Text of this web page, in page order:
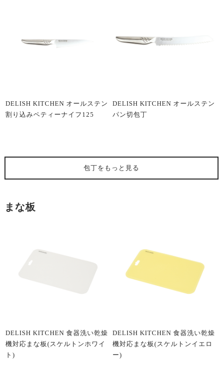
DELISH KITCHEN オールステン
割り込みペティーナイフ125
DELISH KITCHEN オールステン
パン切包丁
包丁をもっと見る
まな板
DELISH KITCHEN 食器洗い乾燥
機対応まな板(スケルトンホワイ
ト)
DELISH KITCHEN 食器洗い乾燥
機対応まな板(スケルトンイエロ
ー)